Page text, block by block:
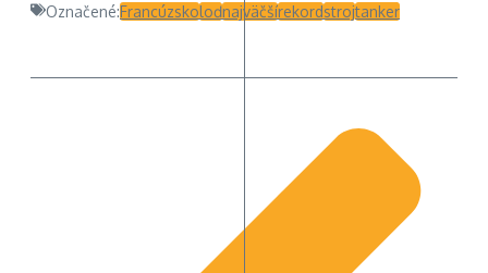
Označené:Francúzskoloďnajväčšírekordstrojtanker